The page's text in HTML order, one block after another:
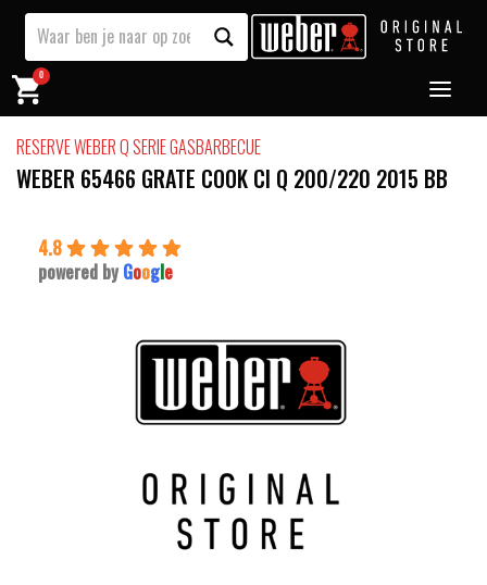
0
RESERVE WEBER Q SERIE GASBARBECUE
WEBER 65466 GRATE COOK CI Q 200/220 2015 BB
4.8
powered by Google